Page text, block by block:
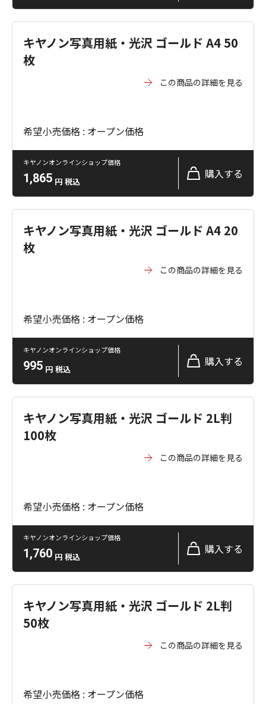
キヤノン写真用紙・光沢 ゴールド A4 50
枚
この商品の詳細を見る
希望小売価格 : オープン価格
キヤノンオンラインショップ価格
1,865 円 税込
購入する
キヤノン写真用紙・光沢 ゴールド A4 20
枚
この商品の詳細を見る
希望小売価格 : オープン価格
キヤノンオンラインショップ価格
995 円 税込
購入する
キヤノン写真用紙・光沢 ゴールド 2L判
100枚
この商品の詳細を見る
希望小売価格 : オープン価格
キヤノンオンラインショップ価格
1,760 円 税込
購入する
キヤノン写真用紙・光沢 ゴールド 2L判
50枚
この商品の詳細を見る
希望小売価格 : オープン価格